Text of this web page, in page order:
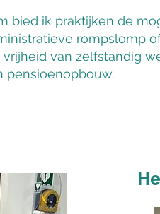
bied ik praktijken de
rompslomp
van zelfstandig
pensioenopbouw.